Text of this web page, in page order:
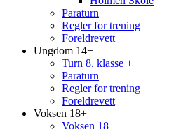
Paraturn
Regler for trening
Foreldrevett
Ungdom 14+
Turn 8. klasse +
Paraturn
Regler for trening
Foreldrevett
Voksen 18+
Voksen 18+